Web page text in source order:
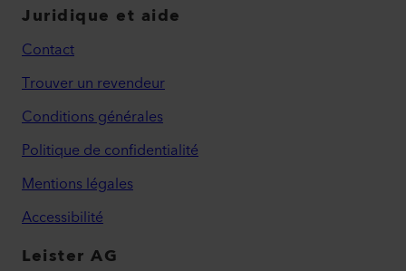
Juridique et aide
Contact
Trouver un revendeur
Conditions générales
Politique de confidentialité
Mentions légales
Accessibilité
Leister AG